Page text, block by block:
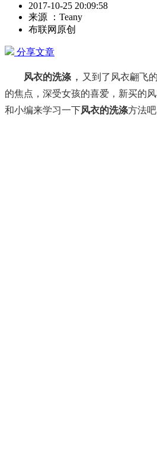
2017-10-25 20:09:58
来源 ：Teany
布联网原创
分享文章
风衣的洗涤 ， 又到了风衣翩飞
的焦点，深受女孩的喜爱，新买的
和小编来学习一下风衣的洗涤方法吧